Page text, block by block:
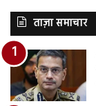
ताज़ा समाचार